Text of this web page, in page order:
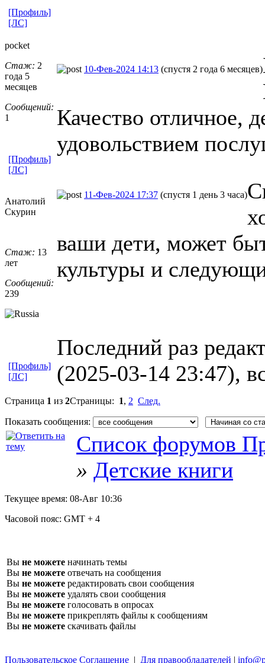
[Профиль]
[ЛС]
pocket
Стаж: 2
года 5
месяцев
Сообщений:
1
10-Фев-2024 14:13 (спустя 2 года 6 месяцев)
Качество отличное,
удовольствием
[Профиль]
[ЛС]
Анатолий
Скурин
Стаж: 13
лет
Сообщений:
239
11-Фев-2024 17:37 (спустя 1 день 3 часа)
ваши дети, может
культуры и
Последний раз
(2025-03-14 23:47),
[Профиль]
[ЛС]
Страница 1 из 2Страницы: 1, 2 След.
Показать сообщения:
Список форумов
» Детские книги
Текущее время: 08-Авг 10:36
Часовой пояс: GMT + 4
Вы не можете начинать темы
Вы не можете отвечать на сообщения
Вы не можете редактировать свои сообщения
Вы не можете удалять свои сообщения
Вы не можете голосовать в опросах
Вы не можете прикреплять файлы к сообщениям
Вы не можете скачивать файлы
Пользовательское Соглашение | Для правообладателей |